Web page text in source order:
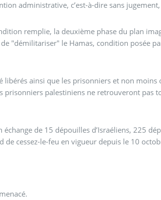
administrative, c’est-à-dire sans
remplie, la deuxième phase du plan
"démilitariser" le Hamas, condition posée
libérés ainsi que les prisonniers et non
prisonniers palestiniens ne retrouveront pas
échange de 15 dépouilles d’Israéliens, 225
de cessez-le-feu en vigueur depuis le 10